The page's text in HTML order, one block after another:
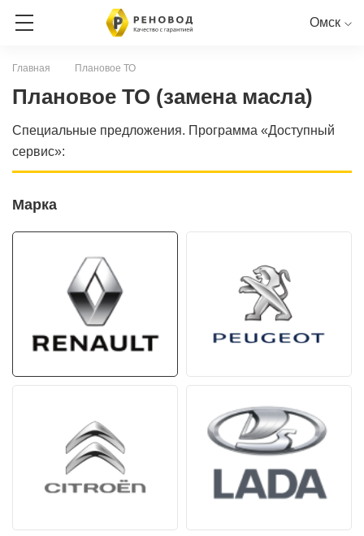
Омск
Главная Плановое ТО
Плановое ТО (замена масла)
Специальные предложения. Программа «Доступный
сервис»:
Марка
СЕРВИСНАЯ КНИГА ОНЛАЙН
RENAULT PEUGEOT CITROEN LADA NISSAN